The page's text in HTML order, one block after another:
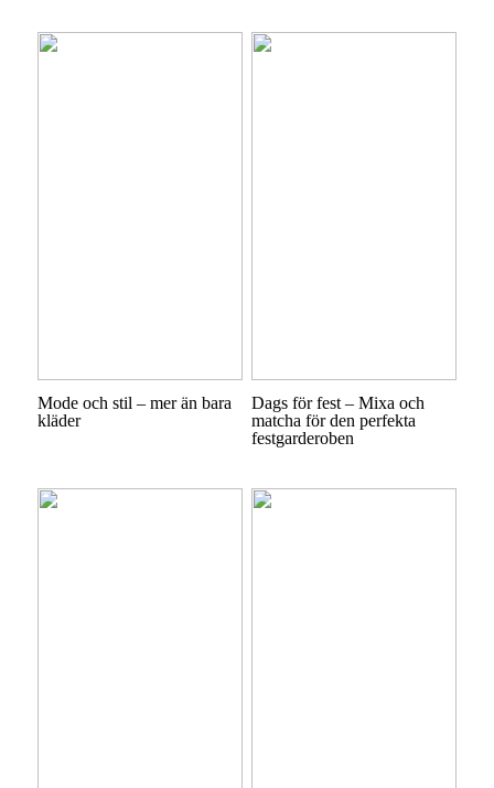
Mode och stil – mer än bara
kläder
Dags för fest – Mixa och
matcha för den perfekta
festgarderoben